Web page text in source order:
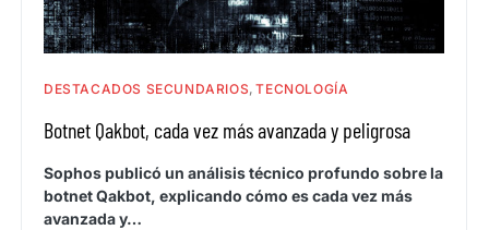
DESTACADOS SECUNDARIOS TECNOLOGÍA
Botnet Qakbot, cada vez más avanzada y peligrosa
Sophos publicó un análisis técnico profundo sobre la
botnet Qakbot, explicando cómo es cada vez más
avanzada y…